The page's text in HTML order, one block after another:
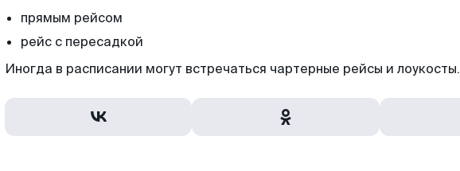
прямым рейсом
рейс с пересадкой
Иногда в расписании могут встречаться чартерные рейсы и лоукосты.